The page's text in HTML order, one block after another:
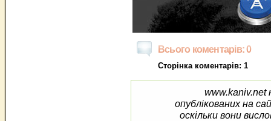
Всього коментарів: 0
Сторінка коментарів: 1
www.kaniv.net
опублікованих на
оскільки вони